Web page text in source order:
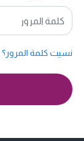
نسيت كلمة المرور؟